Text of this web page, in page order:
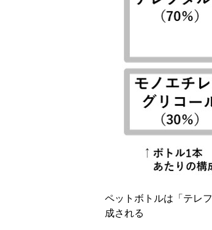
ペットボトルは「テレ
成される